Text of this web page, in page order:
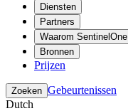
Diensten
Partners
Waarom SentinelOne
Bronnen
Prijzen
Zoeken Gebeurtenissen
Dutch